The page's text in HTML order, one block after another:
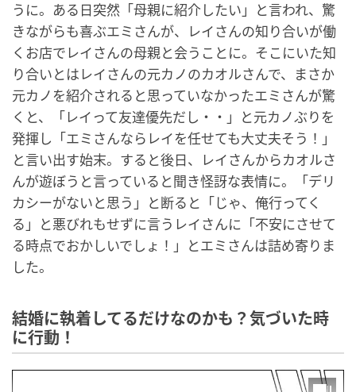
うに。ある日突然「母親に紹介したい」と言われ、驚
きながらも喜ぶエミさんが、レイさんの知り合いが働
くお店でレイさんの母親と会うことに。そこにいた知
り合いとはレイさんの元カノのカオルさんで、まさか
元カノを紹介されると思っていなかったエミさんが驚
くと、「レイって友達優先だし・・」と元カノぶりを
発揮し「エミさんならレイを任せても大丈夫そう！」
と言い出す始末。すると後日、レイさんからカオルさ
んが遊ぼうと言っていると聞き怪訝な表情に。「デリ
カシーがないと思う」と断ると「じゃ、俺行ってく
る」と悪びれもせずに言うレイさんに「不安にさせて
る時点でおかしいでしょ！」とエミさんは詰め寄りま
した。
結婚に執着してるだけなのかも？気づいた時
に行動！